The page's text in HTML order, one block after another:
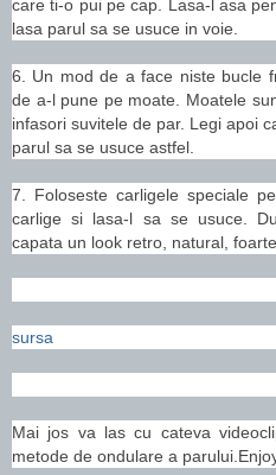
care ti-o pui pe cap. Lasa-l asa
lasa parul sa se usuce in voie.
6. Un mod de a face niste bucle
de a-l pune pe moate. Moatele
infasori suvitele de par. Legi apoi
parul sa se usuce astfel.
7. Foloseste carligele speciale
carlige si lasa-l sa se usuce.
capata un look retro, natural,
sursa
Mai jos va las cu cateva
metode de ondulare a